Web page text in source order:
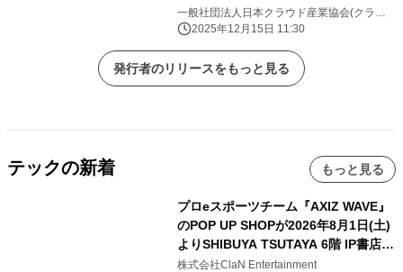
SaaS 2件を新たに認定。 創立25周年
記念 新規申請手数料無料キャンペーン
も実施中
一般社団法人日本クラウド産業協会(クラウ
ドサービス情報開示認定機関)
2025年12月15日 11:30
発行者のリリースをもっと見る
テックの新着 もっと見る
プロeスポーツチーム『AXIZ WAVE』
のPOP UP SHOPが2026年8月1日(土)
よりSHIBUYA TSUTAYA 6階 IP書店で
開催決定！！
株式会社ClaN Entertainment